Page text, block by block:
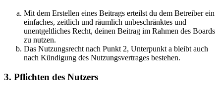
Mit dem Erstellen eines Beitrags erteilst du dem Betreiber ein
einfaches, zeitlich und räumlich unbeschränktes und
unentgeltliches Recht, deinen Beitrag im Rahmen des Boards
zu nutzen.
Das Nutzungsrecht nach Punkt 2, Unterpunkt a bleibt auch
nach Kündigung des Nutzungsvertrages bestehen.
3. Pflichten des Nutzers